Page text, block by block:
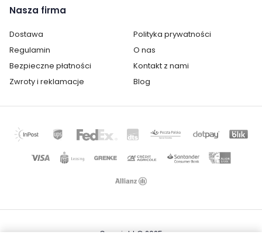
Wysokość:
Głębokość: 40 cm
Ilość półek: 5 i więcej
Ilość drzwi: 1
Wykonanie:
laminat / folia
Nasza firma
Dostawa
Polityka prywatności
Regulamin
O nas
Bezpieczne płatności
Kontakt z nami
Zwroty i reklamacje
Blog